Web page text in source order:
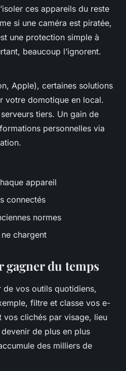
ces appareils du reste
si une caméra est piratée,
une protection simple à
beaucoup l’ignorent.
Apple), certaines solutions
votre domotique en local.
tiers. Un gain de
personnelles via
appareil
connectés
normes
chargent
du temps
de vos outils quotidiens,
filtre et classe vos e-
vos clichés par visage, lieu
de plus en plus
des milliers de